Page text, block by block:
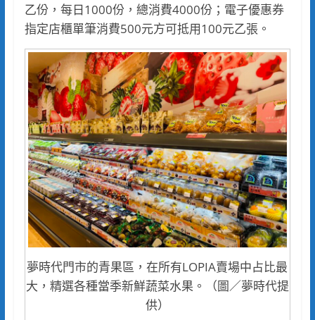
乙份，每日1000份，總消費4000份；電子優惠券
指定店櫃單筆消費500元方可抵用100元乙張。
夢時代門市的青果區，在所有LOPIA賣場中占比最
大，精選各種當季新鮮蔬菜水果。（圖／夢時代提
供）